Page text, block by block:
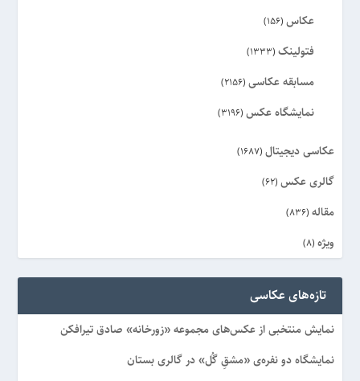
عکاس (156)
فتولینک (1333)
مسابقه عکاسی (2156)
نمایشگاه عکس (3196)
عکاسی دیجیتال (1687)
گالری عکس (62)
مقاله (836)
ویژه (8)
تازه‌های عکاسی
نمایش منتخبی از عکس‌های مجموعه «زورخانه» صادق تیرافکن
نمایشگاه دو نفره‌ی «مشقِ گُل» در گالری بستان